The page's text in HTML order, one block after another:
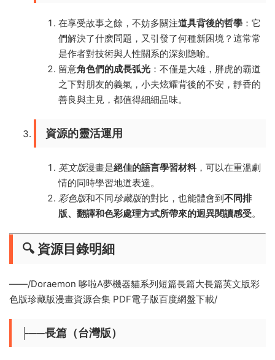
在享受故事之餘，不妨多關注道具背後的哲學 ：它
們解決了什麽問題，又引發了何種新困境？這常常
是作者對技術與人性關系的深刻隐喻。
留意角色們的成長弧光 ：不僅是大雄，胖虎的霸道
之下對朋友的義氣，小夫炫耀背後的不安，靜香的
善良與主見，都值得細細品味。
資源的靈活運用
英文版漫畫是絕佳的語言學習材料 ，可以在重溫劇
情的同時學習地道表達。
彩色版和不同珍藏版的對比，也能體會到不同排
版、翻譯和色彩處理方式所帶來的迥異閱讀感受。
🔍 資源目錄明細
——/Doraemon 哆啦A夢機器貓系列短篇長篇大長篇英文版彩
色版珍藏版漫畫資源合集 PDF電子版百度網盤下載/
├──長篇（台灣版）